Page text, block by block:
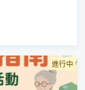
進行中